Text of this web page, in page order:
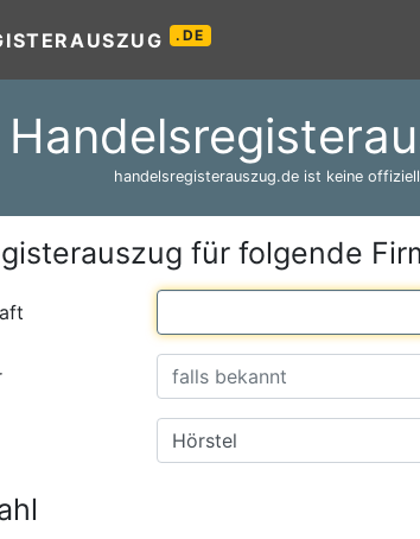
.DE
handelsregisterauszug.de ist keine
für folgende